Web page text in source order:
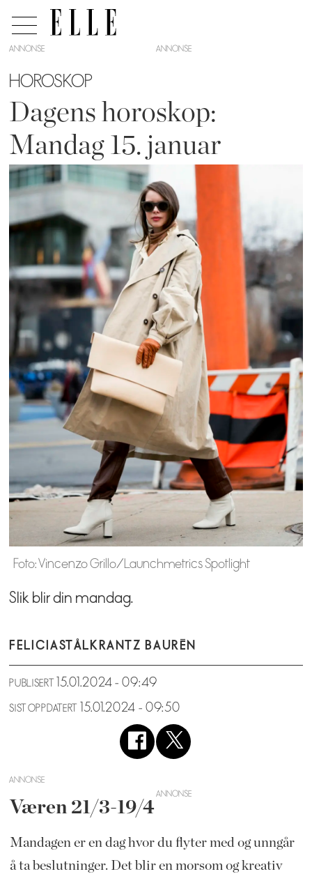
ANNONSE
HOROSKOP
Dagens horoskop:
Mandag 15. januar
Foto: Vincenzo Grillo/Launchmetrics Spotlight
Slik blir din mandag.
FELICIASTÅLKRANTZ BAURÉN
PUBLISERT 15.01.2024 - 09:49
SIST OPPDATERT 15.01.2024 - 09:50
ANNONSE
Væren 21/3-19/4
Mandagen er en dag hvor du flyter med og unngår
å ta beslutninger. Det blir en morsom og kreativ